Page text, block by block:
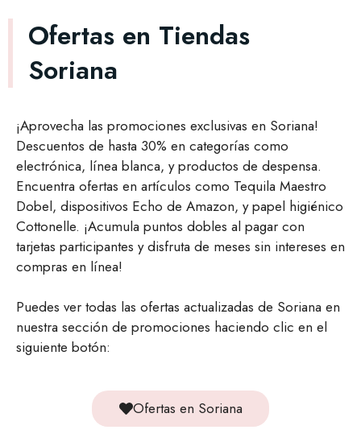
Ofertas en Tiendas
Soriana
¡Aprovecha las promociones exclusivas en Soriana!
Descuentos de hasta 30% en categorías como
electrónica, línea blanca, y productos de despensa.
Encuentra ofertas en artículos como Tequila Maestro
Dobel, dispositivos Echo de Amazon, y papel higiénico
Cottonelle. ¡Acumula puntos dobles al pagar con
tarjetas participantes y disfruta de meses sin intereses en
compras en línea!
Puedes ver todas las ofertas actualizadas de Soriana en
nuestra sección de promociones haciendo clic en el
siguiente botón:
Ofertas en Soriana